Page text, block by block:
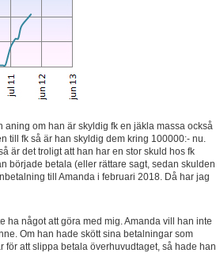
om han är skyldig fk en jäkla massa också
till fk så är han skyldig dem kring 100000:- nu.
är det troligt att han har en stor skuld hos fk
började betala (eller rättare sagt, sedan skulden
till Amanda i februari 2018. Då har jag
ha något att göra med mig. Amanda vill han inte
Om han hade skött sina betalningar som
att slippa betala överhuvudtaget, så hade han